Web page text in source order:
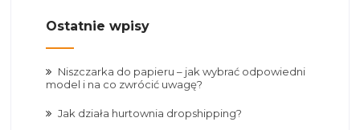
Ostatnie wpisy
Niszczarka do papieru – jak wybrać odpowiedni
model i na co zwrócić uwagę?
Jak działa hurtownia dropshipping?